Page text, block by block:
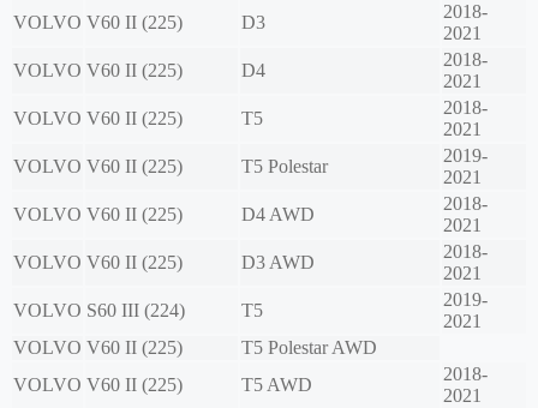
VOLVO V60 II (225) D3
2018-
2021
VOLVO V60 II (225) D4
2018-
2021
VOLVO V60 II (225) T5
2018-
2021
VOLVO V60 II (225) T5 Polestar
2019-
2021
VOLVO V60 II (225) D4 AWD
2018-
2021
VOLVO V60 II (225) D3 AWD
2018-
2021
VOLVO S60 III (224) T5
2019-
2021
VOLVO V60 II (225)
T5 Polestar AWD
VOLVO V60 II (225) T5 AWD
2018-
2021